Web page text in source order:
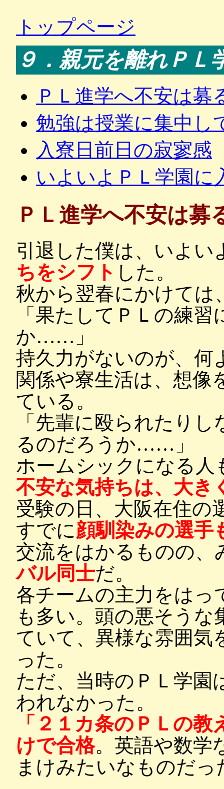
トップページ
９．親元を離れＰＬ
ＰＬ進学へ不安は募
勉強は授業に集中し
入寮日前日の寂寥感
いよいよＰＬ学園に
ＰＬ進学へ不安は募
引退した僕は、いよい
ちをシフト した。
秋から翌春にかけては
「果たしてＰＬの練
か……」
持久力がないのが、何
関係や寮生活は、想像
ている。
「先輩に殴られたり
るのだろうか……」
ホームシックになる人
不安な気持ちは、大き
受験の日、大阪在住の
すでに顔馴染みの選手
交流をはかるものの、
バル同士だ。
各チームの主力をはっ
も多い。頭の悪そう
ていて、異様な雰囲気
った。
ただ、当時のＰＬ学園
われなかった。
「２１カ条のＰＬの教
けで合格。英語や数学
まけみたいなものだっ